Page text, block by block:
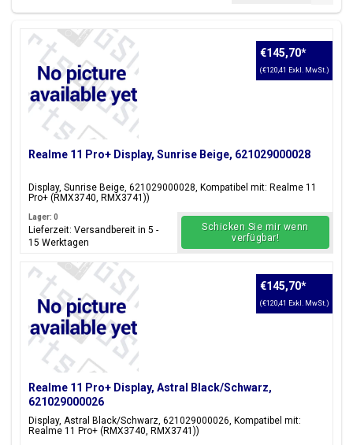
Realme 11 Pro+ Display, Sunrise Beige, 621029000028
Display, Sunrise Beige, 621029000028, Kompatibel mit: Realme 11
Pro+ (RMX3740, RMX3741))
€145,70*
(€120,41 Exkl. MwSt.)
Lager: 0
Lieferzeit: Versandbereit in 5 -
15 Werktagen
Schicken Sie mir wenn
verfügbar!
Realme 11 Pro+ Display, Astral Black/Schwarz,
621029000026
Display, Astral Black/Schwarz, 621029000026, Kompatibel mit:
Realme 11 Pro+ (RMX3740, RMX3741))
€145,70*
(€120,41 Exkl. MwSt.)